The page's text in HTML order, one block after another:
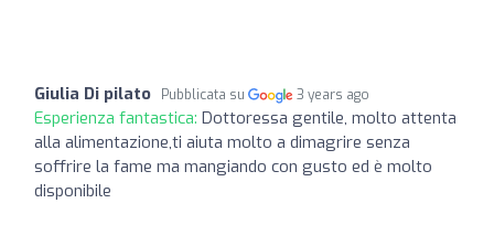
Giulia Di pilato Pubblicata su 3 years ago
Esperienza fantastica: Dottoressa gentile, molto attenta
alla alimentazione,ti aiuta molto a dimagrire senza
soffrire la fame ma mangiando con gusto ed è molto
disponibile